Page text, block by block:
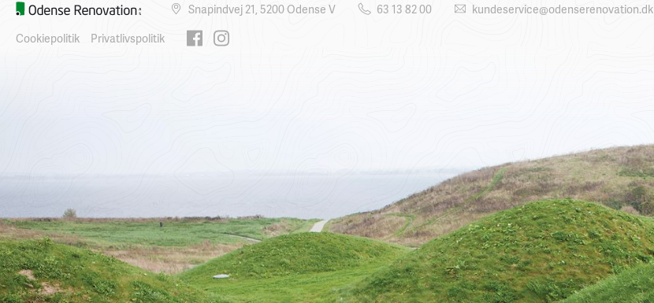
Snapindvej 21, 5200 Odense V 63 13 82 00 kundeservice@odenserenovation.dk
Cookiepolitik
Privatlivspolitik